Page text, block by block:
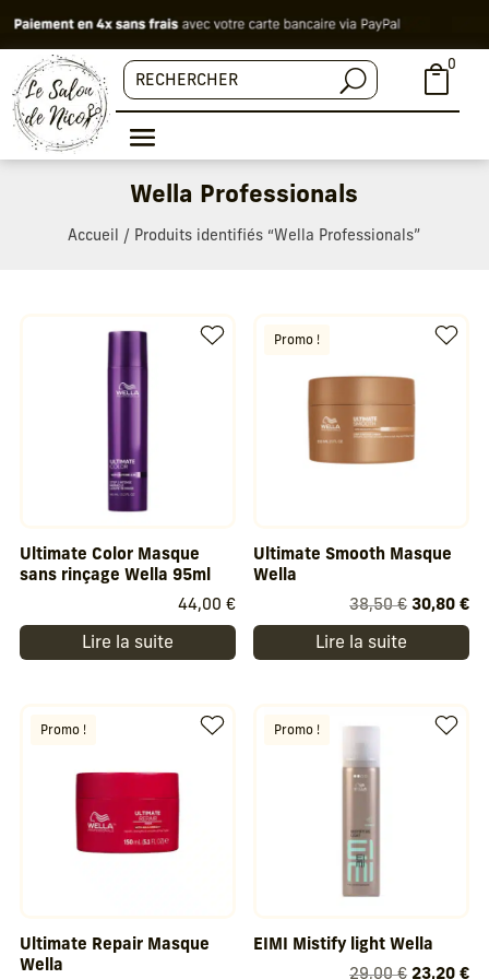
0
Wella Professionals
Accueil / Produits identifiés “Wella Professionals”
Ultimate Color Masque
sans rinçage Wella 95ml
44,00 €
Lire la suite
Promo !
Ultimate Smooth Masque
Wella
38,50€ Le
initial
30,80€Le
Lire la suite
Promo !
Ultimate Repair Masque
Wella
Promo !
EIMI Mistify light Wella
29,00€ Le
23,20€Le